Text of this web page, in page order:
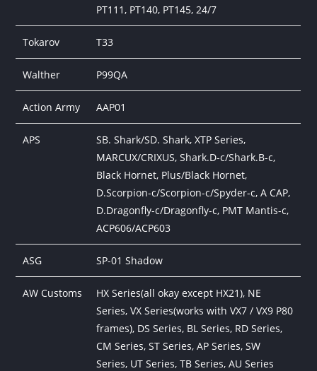
PT111, PT140, PT145, 24/7
Tokarov T33
Walther P99QA
Action Army AAP01
APS
SB. Shark/SD. Shark, XTP Series,
MARCUX/CRIXUS, Shark.D-c/Shark.B-c,
Black Hornet, Plus/Black Hornet,
D.Scorpion-c/Scorpion-c/Spyder-c, A CAP,
D.Dragonfly-c/Dragonfly-c, PMT Mantis-c,
ACP606/ACP603
ASG SP-01 Shadow
AW Customs
HX Series(all okay except HX21), NE
Series, VX Series(works with VX7 / VX9 P80
frames), DS Series, BL Series, RD Series,
CM Series, ST Series, AP Series, SW
Series, UT Series, TB Series, AU Series